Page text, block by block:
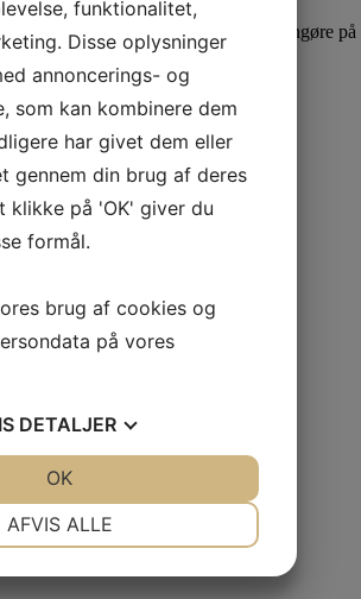
og Powerful-Silent
, så de også kan rengøre
dialog om dine behov.
funktionalitet,
Disse oplysninger
annoncerings- og
som kan kombinere dem
har givet dem eller
gennem din brug af deres
klikke på 'OK' giver du
formål.
brug af cookies og
på vores
DETALJER
AFVIS ALLE
OK